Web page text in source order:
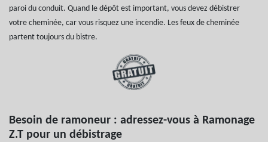
paroi du conduit. Quand le dépôt est important, vous devez débistrer
votre cheminée, car vous risquez une incendie. Les feux de cheminée
partent toujours du bistre.
Besoin de ramoneur : adressez-vous à Ramonage
Z.T pour un débistrage